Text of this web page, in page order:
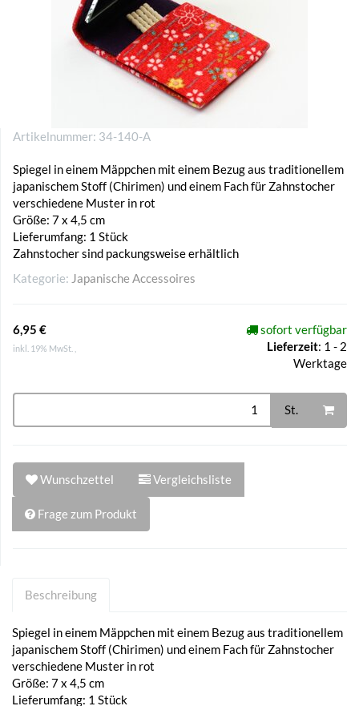
Artikelnummer: 34-140-A
Spiegel in einem Mäppchen mit einem Bezug aus traditionellem
japanischem Stoff (Chirimen) und einem Fach für Zahnstocher
verschiedene Muster in rot
Größe: 7 x 4,5 cm
Lieferumfang: 1 Stück
Zahnstocher sind packungsweise erhältlich
Kategorie: Japanische Accessoires
6,95 €
inkl. 19% MwSt. ,
sofort verfügbar
Lieferzeit: 1 - 2
Werktage
St.
Wunschzettel Vergleichsliste
Frage zum Produkt
Beschreibung
Spiegel in einem Mäppchen mit einem Bezug aus traditionellem
japanischem Stoff (Chirimen) und einem Fach für Zahnstocher
verschiedene Muster in rot
Größe: 7 x 4,5 cm
Lieferumfang: 1 Stück